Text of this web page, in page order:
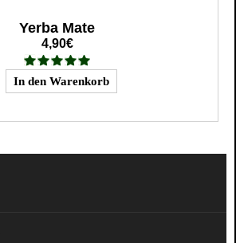
Yerba Mate
4,90€